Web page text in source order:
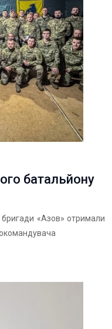
батальйону
бригади «Азов» отримали